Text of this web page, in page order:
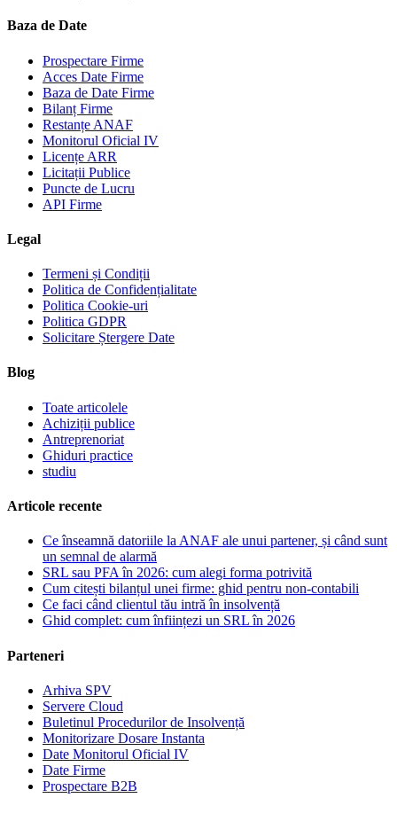
Baza de Date
Prospectare Firme
Acces Date Firme
Baza de Date Firme
Bilanț Firme
Restanțe ANAF
Monitorul Oficial IV
Licențe ARR
Licitații Publice
Puncte de Lucru
API Firme
Legal
Termeni și Condiții
Politica de Confidențialitate
Politica Cookie-uri
Politica GDPR
Solicitare Ștergere Date
Blog
Toate articolele
Achiziții publice
Antreprenoriat
Ghiduri practice
studiu
Articole recente
Ce înseamnă datoriile la ANAF ale unui partener, și când sunt
un semnal de alarmă
SRL sau PFA în 2026: cum alegi forma potrivită
Cum citești bilanțul unei firme: ghid pentru non-contabili
Ce faci când clientul tău intră în insolvență
Ghid complet: cum înființezi un SRL în 2026
Parteneri
Arhiva SPV
Servere Cloud
Buletinul Procedurilor de Insolvență
Monitorizare Dosare Instanta
Date Monitorul Oficial IV
Date Firme
Prospectare B2B